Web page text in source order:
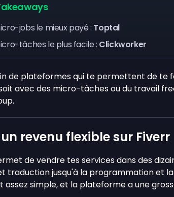
jobs le mieux payé : Toptal
tâches le plus facile : Clickworker
de plateformes qui te permettent de te
avec des micro-tâches ou du travail
revenu flexible sur Fiverr
de vendre tes services dans des
traduction jusqu'à la programmation et
assez simple, et la plateforme a une